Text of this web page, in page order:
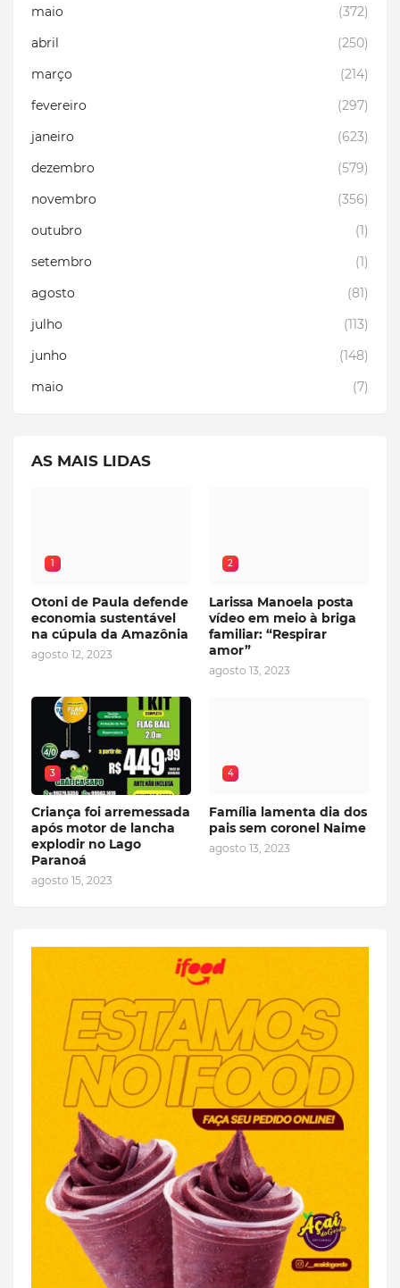
maio
(372)
abril
(250)
março
(214)
fevereiro
(297)
janeiro
(623)
dezembro
(579)
novembro
(356)
outubro
(1)
setembro
(1)
agosto
(81)
julho
(113)
junho
(148)
maio
(7)
AS MAIS LIDAS
1
Otoni de Paula defende
economia sustentável
na cúpula da Amazônia
agosto 12, 2023
2
Larissa Manoela posta
vídeo em meio à briga
familiar: “Respirar
amor”
agosto 13, 2023
3
Criança foi arremessada
após motor de lancha
explodir no Lago
Paranoá
agosto 15, 2023
4
Família lamenta dia dos
pais sem coronel Naime
agosto 13, 2023